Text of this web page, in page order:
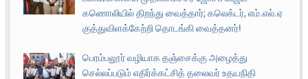
கணொலியில் திறந்து வைத்தார்; கலெக்டர், எம்.எல்.ஏ
குத்துவிளக்கேற்றி தொடங்கி வைத்தனர்!
பெரம்பலூர் வழியாக தஞ்சைக்கு அழைத்து
செல்லப்படும் எதிர்க்கட்சித் தலைவர் உதயநிதி